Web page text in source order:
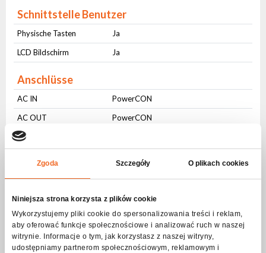
Zgoda Szczegóły O plikach cookies
Niniejsza strona korzysta z plików cookie
Wykorzystujemy pliki cookie do spersonalizowania treści i reklam,
aby oferować funkcje społecznościowe i analizować ruch w naszej
witrynie. Informacje o tym, jak korzystasz z naszej witryny,
udostępniamy partnerom społecznościowym, reklamowym i
Schnittstelle Benutzer
Physische Tasten
Ja
LCD Bildschirm
Ja
Anschlüsse
AC IN
PowerCON
AC OUT
PowerCON
DMX IN
Physikalische Parameter
IP-Schutzstufe
IP20
Typ Gehäuse
ABS
Festsetzung
Integriert